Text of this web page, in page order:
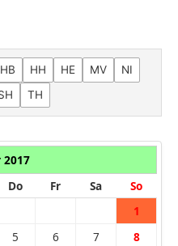
HB HH HE MV
NI
TH
2017
Do Fr Sa So
1
5 6 7 8